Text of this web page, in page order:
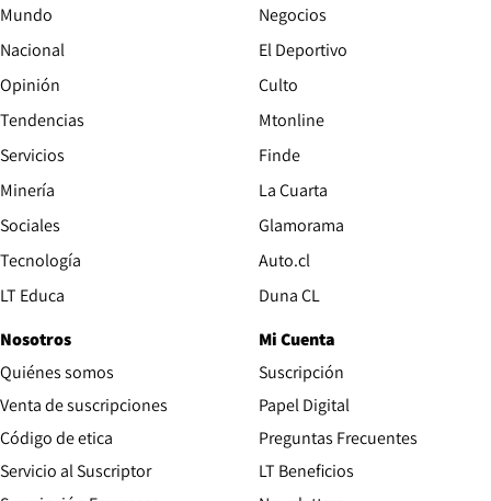
Mundo
Nacional
Opinión
Tendencias
Servicios
Minería
Sociales
Tecnología
LT Educa
Negocios
El Deportivo
Culto
Mtonline
Finde
La Cuarta
Glamorama
Auto.cl
Duna CL
Nosotros
Quiénes somos
Venta de suscripciones
Código de etica Opens in new window
Servicio al Suscriptor
Mi Cuenta
Suscripción
Papel Digital
Preguntas Frecuentes
LT Beneficios